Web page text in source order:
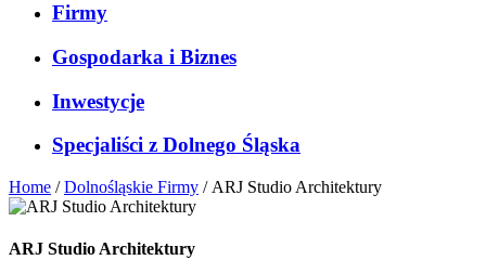
Firmy
Gospodarka i Biznes
Inwestycje
Specjaliści z Dolnego Śląska
Home /Dolnośląskie Firmy / ARJ Studio Architektury
ARJ Studio Architektury